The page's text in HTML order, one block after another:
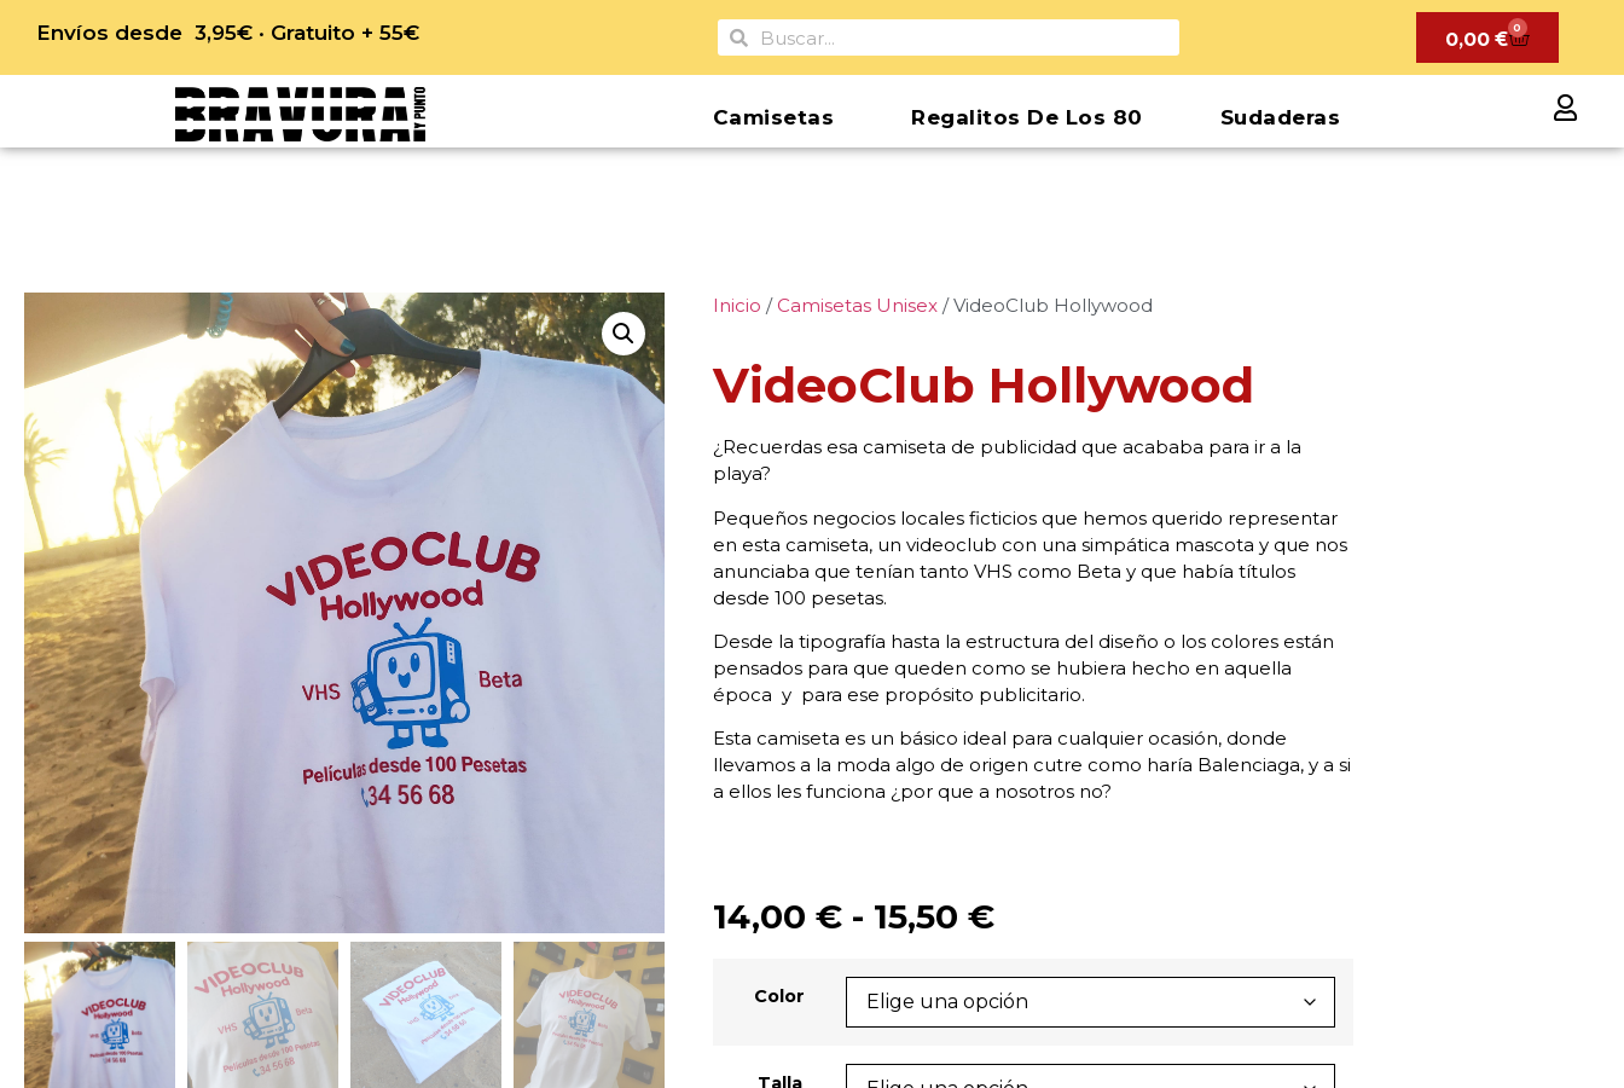
Envíos desde 3,95€ · Gratuito + 55€ 0,00€ 0
Camisetas Regalitos De Los 80 Sudaderas
Inicio / Camisetas Unisex / VideoClub Hollywood
VideoClub Hollywood
¿Recuerdas esa camiseta de publicidad que acababa para ir a la
playa?
Pequeños negocios locales ficticios que hemos querido representar
en esta camiseta, un videoclub con una simpática mascota y que nos
anunciaba que tenían tanto VHS como Beta y que había títulos
desde 100 pesetas.
Desde la tipografía hasta la estructura del diseño o los colores están
pensados para que queden como se hubiera hecho en aquella
época y para ese propósito publicitario.
Esta camiseta es un básico ideal para cualquier ocasión, donde
llevamos a la moda algo de origen cutre como haría Balenciaga, y a si
a ellos les funciona ¿por que a nosotros no?
14,00 € - 15,50 €
Color
Talla